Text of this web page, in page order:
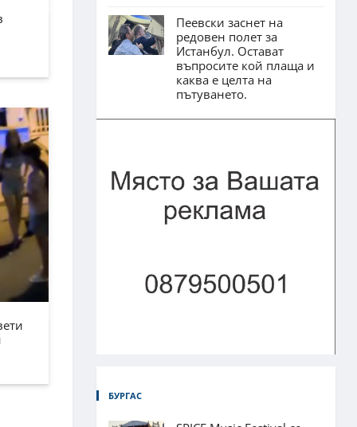
Пеевски заснет на
редовен полет за
Истанбул. Остават
въпросите кой плаща и
каква е целта на
пътуването.
БУРГАС